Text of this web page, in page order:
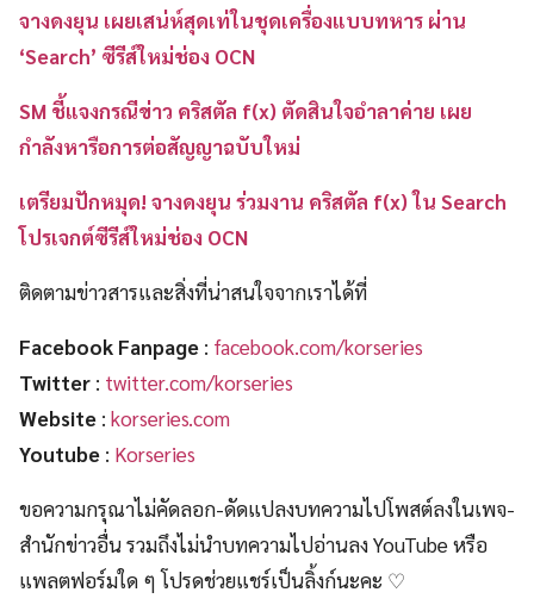
จางดงยุน เผยเสน่ห์สุดเท่ในชุดเครื่องแบบทหาร ผ่าน
‘Search’ ซีรีส์ใหม่ช่อง OCN
SM ชี้แจงกรณีข่าว คริสตัล f(x) ตัดสินใจอำลาค่าย เผย
กำลังหารือการต่อสัญญาฉบับใหม่
เตรียมปักหมุด! จางดงยุน ร่วมงาน คริสตัล f(x) ใน Search
โปรเจกต์ซีรีส์ใหม่ช่อง OCN
ติดตามข่าวสารและสิ่งที่น่าสนใจจากเราได้ที่
Facebook Fanpage : facebook.com/korseries
Twitter : twitter.com/korseries
Website : korseries.com
Youtube : Korseries
ขอความกรุณาไม่คัดลอก-ดัดแปลงบทความไปโพสต์ลงในเพจ-
สำนักข่าวอื่น รวมถึงไม่นำบทความไปอ่านลง YouTube หรือ
แพลตฟอร์มใด ๆ โปรดช่วยแชร์เป็นลิ้งก์นะคะ ♡